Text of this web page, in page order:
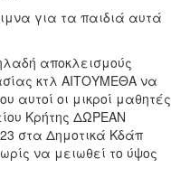
για τα παιδιά αυτά
αποκλεισμούς
κτλ ΑΙΤΟΥΜΕΘΑ να
αυτοί οι μικροί μαθητές
Κρήτης ΔΩΡΕΑΝ
στα Δημοτικά Κδάπ
να μειωθεί το ύψος